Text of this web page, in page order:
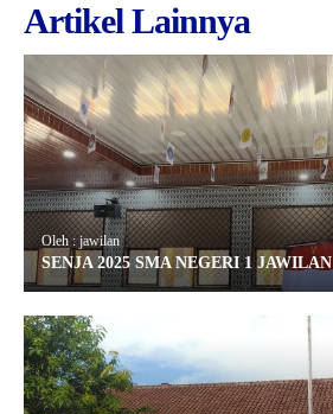
Artikel Lainnya
Oleh : jawilan
SENJA 2025 SMA NEGERI 1 JAWILAN